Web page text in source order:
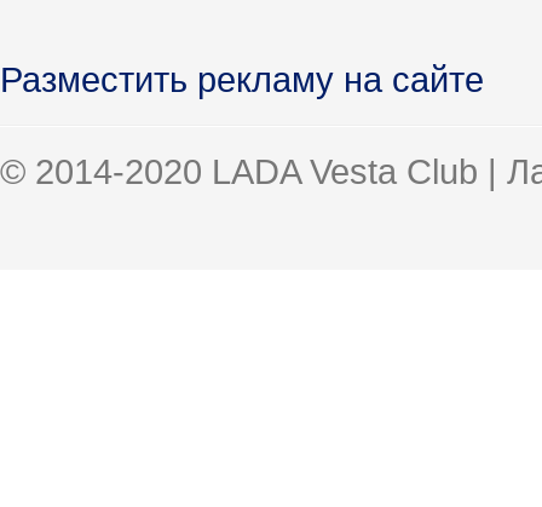
Разместить рекламу на сайте
© 2014-2020 LADA Vesta Club |